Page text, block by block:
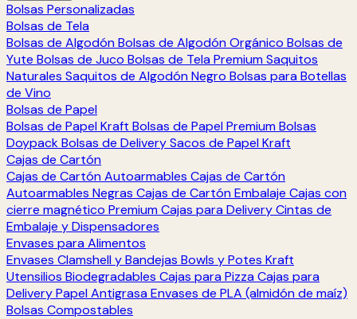
Bolsas Personalizadas
Bolsas de Tela
Bolsas de Algodón Bolsas de Algodón Orgánico Bolsas de
Yute Bolsas de Juco Bolsas de Tela Premium Saquitos
Naturales Saquitos de Algodón Negro Bolsas para Botellas
de Vino
Bolsas de Papel
Bolsas de Papel Kraft Bolsas de Papel Premium Bolsas
DoypackBolsas de DeliverySacos de Papel Kraft
Cajas de Cartón
Cajas de Cartón Autoarmables Cajas de Cartón
Autoarmables Negras Cajas de Cartón Embalaje Cajas con
cierre magnético Premium Cajas para DeliveryCintas de
Embalaje y Dispensadores
Envases para Alimentos
Envases Clamshell y Bandejas Bowls y Potes Kraft
Utensilios Biodegradables Cajas para Pizza Cajas para
DeliveryPapel Antigrasa Envases de PLA (almidón de maíz)
Bolsas Compostables